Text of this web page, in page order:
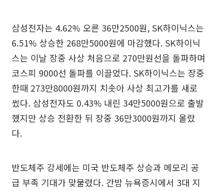
삼성전자는 4.62% 오른 36만2500원, SK하이닉스는
6.51% 상승한 268만5000원에 마감했다. SK하이닉
스는 이날 장중 사상 처음으로 270만원선을 돌파하며
코스피 9000선 돌파를 이끌었다. SK하이닉스는 장중
한때 273만8000원까지 치솟아 사상 최고가를 새로
썼다. 삼성전자도 0.43% 내린 34만5000원으로 출발
했지만 상승 전환한 뒤 장중 36만3000원까지 올랐
다.
반도체주 강세에는 미국 반도체주 상승과 메모리 공
급 부족 기대가 맞물렸다. 간밤 뉴욕증시에서 3대 지